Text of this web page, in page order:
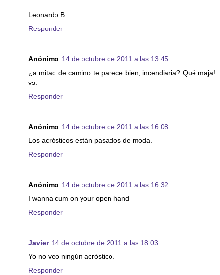
Leonardo B.
Responder
Anónimo 14 de octubre de 2011 a las 13:45
¿a mitad de camino te parece bien, incendiaria? Qué maja!
vs.
Responder
Anónimo 14 de octubre de 2011 a las 16:08
Los acrósticos están pasados de moda.
Responder
Anónimo 14 de octubre de 2011 a las 16:32
I wanna cum on your open hand
Responder
Javier 14 de octubre de 2011 a las 18:03
Yo no veo ningún acróstico.
Responder